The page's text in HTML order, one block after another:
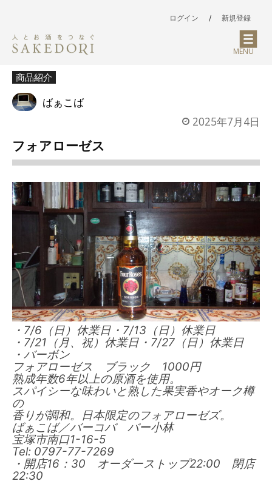
ログイン / 新規登録
MENU
商品紹介
ばぁこば
2025年7月4日
フォアローゼス
・ 7/6（日）休業日・7/13（日）休業日
・ 7/21（月、祝）休業日・7/27（日）休業日
・ バーボン
フォアローゼス ブラック 1000円
熟成年数6年以上の原酒を使用。
スパイシーな味わいと熟した果実香やオーク樽
の
香りが調和。日本限定のフォアローゼズ。
ばぁこば／バーコバ バー小林
宝塚市南口1-16-5
Tel: 0797-77-7269
・開店16：30 オーダーストップ22:00 閉店
22:30